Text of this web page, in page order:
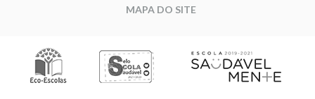
MAPA DO SITE